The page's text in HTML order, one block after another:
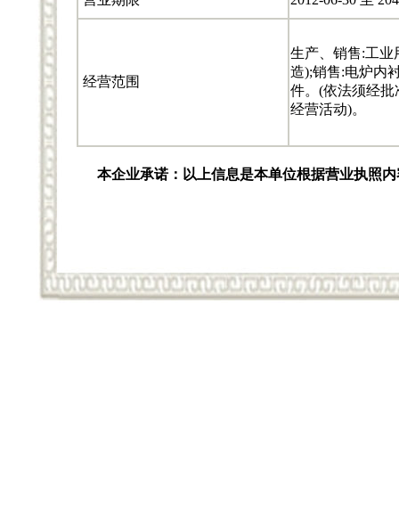
经营范围
生产、销售:工业
造);销售:电炉内
件。(依法须经
经营活动)。
本企业承诺：以上信息是本单位根据营业执照